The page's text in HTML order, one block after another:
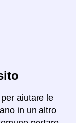
aiutare le
in un altro